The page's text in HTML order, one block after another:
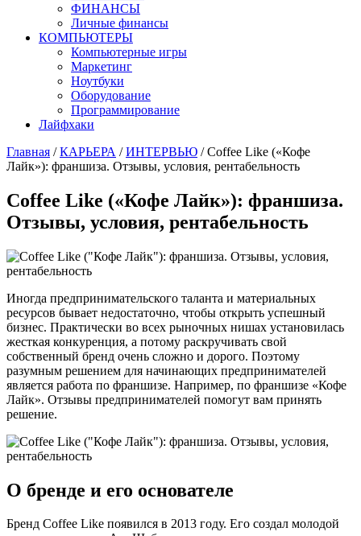
ФИНАНСЫ
Личные финансы
КОМПЬЮТЕРЫ
Компьютерные игры
Маркетинг
Ноутбуки
Оборудование
Программирование
Лайфхаки
Главная /КАРЬЕРА /ИНТЕРВЬЮ /Coffee Like («Кофе
Лайк»): франшиза. Отзывы, условия, рентабельность
Coffee Like («Кофе Лайк»): франшиза.
Отзывы, условия, рентабельность
Иногда предпринимательского таланта и материальных
ресурсов бывает недостаточно, чтобы открыть успешный
бизнес. Практически во всех рыночных нишах установилась
жесткая конкуренция, а потому раскручивать свой
собственный бренд очень сложно и дорого. Поэтому
разумным решением для начинающих предпринимателей
является работа по франшизе. Например, по франшизе «Кофе
Лайк». Отзывы предпринимателей помогут вам принять
решение.
О бренде и его основателе
Бренд Coffee Like появился в 2013 году. Его создал молодой